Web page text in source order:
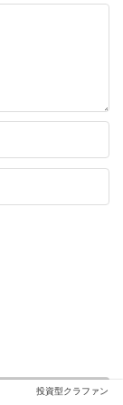
投資型クラファン